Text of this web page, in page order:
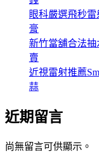
眼科嚴選飛秒
膏
新竹當舖合法
賣
近視雷射推薦
蒜
近期留言
尚無留言可供顯示。